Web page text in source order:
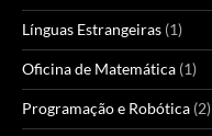
Línguas Estrangeiras (1)
Oficina de Matemática (1)
Programação e Robótica (2)